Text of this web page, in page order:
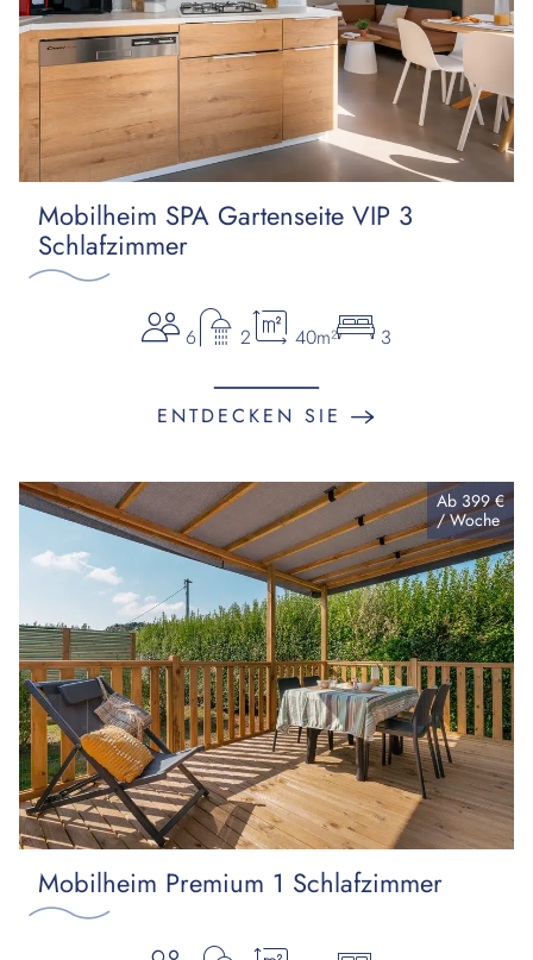
Mobilheim SPA Gartenseite VIP 3
Schlafzimmer
6 2 40m² 3
ENTDECKEN SIE
Ab 399 €
/Woche
Mobilheim Premium 1 Schlafzimmer